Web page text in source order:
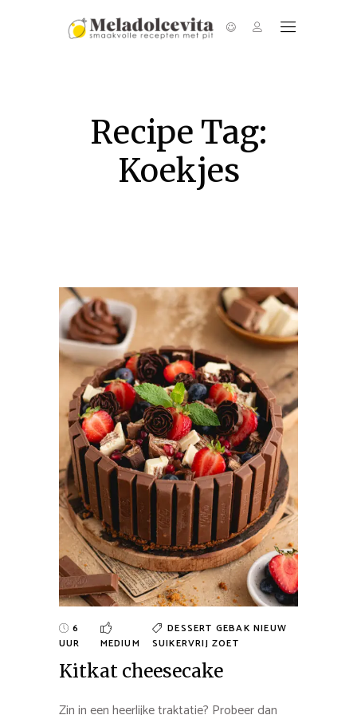
Recipe Tag:
Koekjes
6
UUR
MEDIUM
DESSERT GEBAKNIEUW
SUIKERVRIJ ZOET
Kitkat cheesecake